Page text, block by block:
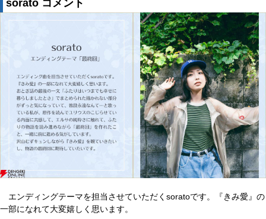
sorato コメント
エンディングテーマを担当させていただくsoratoです。『きみ愛』の
一部になれて大変嬉しく思います。